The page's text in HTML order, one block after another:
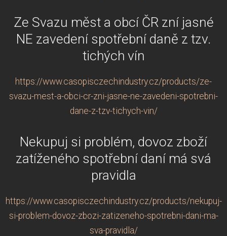
Ze Svazu měst a obcí ČR zní jasné
NE zavedení spotřební daně z tzv.
tichých vín
https://www.casopisczechindustry.cz/products/ze-
svazu-mest-a-obci-cr-zni-jasne-ne-zavedeni-spotrebni-
dane-z-tzv-tichych-vin/
Nekupuj si problém, dovoz zboží
zatíženého spotřební daní má svá
pravidla
https://www.casopisczechindustry.cz/products/nekupuj-
si-problem-dovoz-zbozi-zatizeneho-spotrebni-dani-ma-
sva-pravidla/